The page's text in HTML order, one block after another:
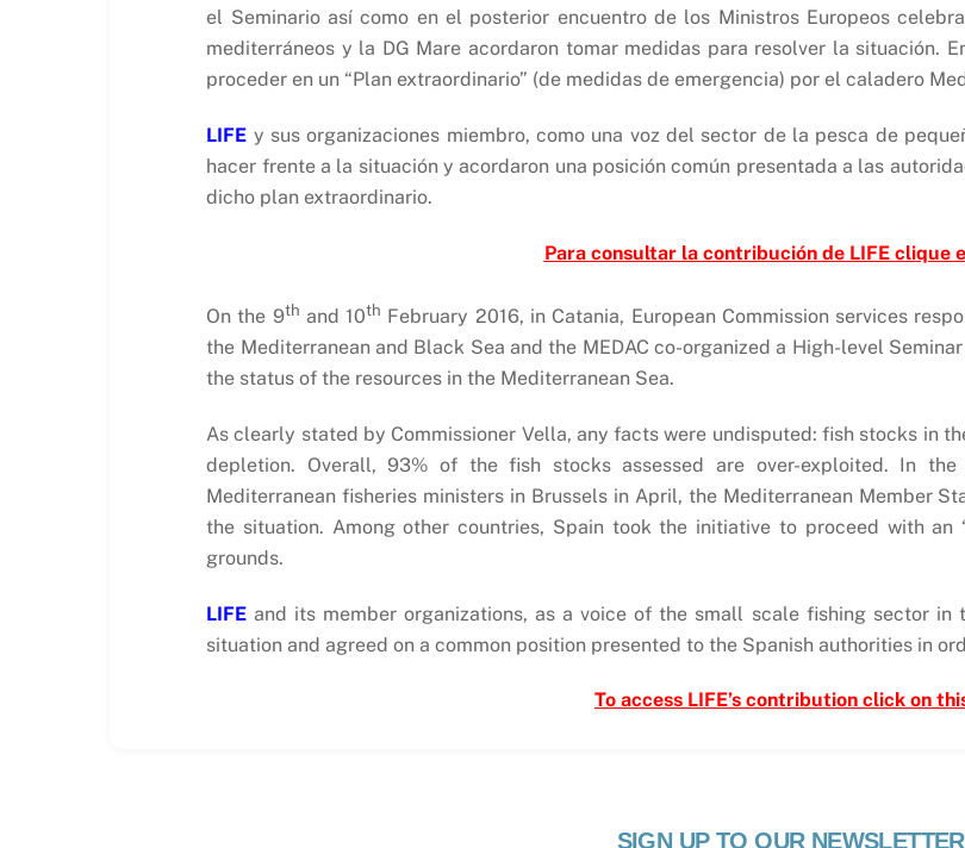
el Seminario así como en el posterior encuentro de los Ministros Europeos
mediterráneos y la DG Mare acordaron tomar medidas para resolver la situación.
proceder en un “Plan extraordinario” (de medidas de emergencia) por el caladero
LIFE y sus organizaciones miembro, como una voz del sector de la pesca de
hacer frente a la situación y acordaron una posición común presentada a las
dicho plan extraordinario.
Para consultar la contribución de LIFE clique
On the 9th and 10th February 2016, in Catania, European Commission services
the Mediterranean and Black Sea and the MEDAC co-organized a High-level
the status of the resources in the Mediterranean Sea.
As clearly stated by Commissioner Vella, any facts were undisputed: fish stocks in
depletion. Overall, 93% of the fish stocks assessed are over-exploited. In
Mediterranean fisheries ministers in Brussels in April, the Mediterranean Member
the situation. Among other countries, Spain took the initiative to proceed with an
grounds.
LIFE and its member organizations, as a voice of the small scale fishing sector
situation and agreed on a common position presented to the Spanish authorities in
To access LIFE’s contribution click on
SIGN UP TO OUR NEWSLETTER